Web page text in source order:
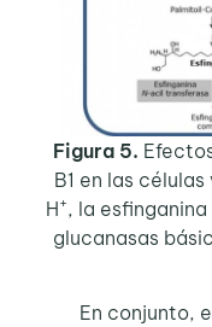
Figura 5.
B1 en las
H+, la
glucanasas
En conjunto,